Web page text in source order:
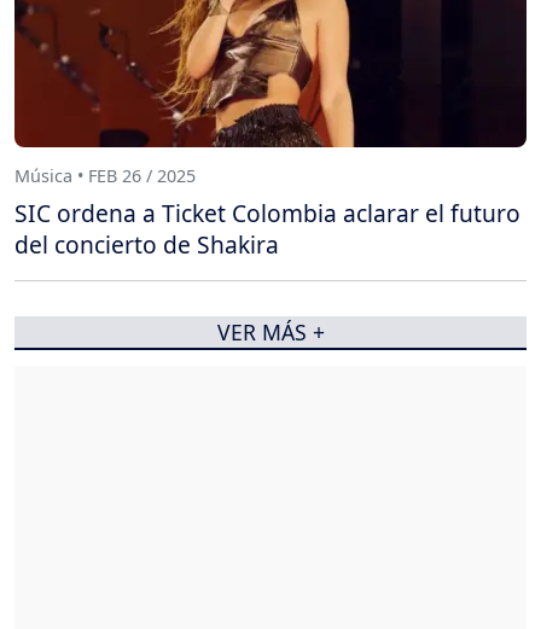
Música • FEB 26 / 2025
SIC ordena a Ticket Colombia aclarar el futuro
del concierto de Shakira
VER MÁS +